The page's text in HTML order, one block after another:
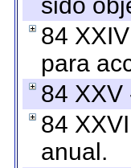
84
para
84 XXV
84
anual.